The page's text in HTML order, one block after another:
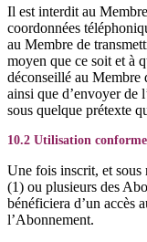
Il est interdit au
coordonnées
au Membre de
moyen que ce soit et à
déconseillé au Membre
ainsi que d’envoyer de
sous quelque prétexte
10.2 Utilisation conforme
Une fois inscrit, et sous
(1) ou plusieurs des
bénéficiera d’un accès
l’Abonnement.